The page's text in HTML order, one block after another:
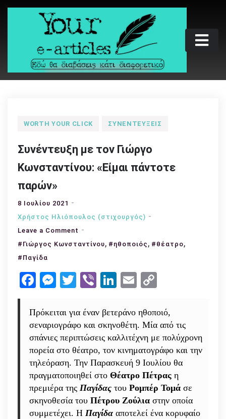
Skip
Your e-articles
Εδώ θα διαβάσεις κάτι διαφορετικό
WORTH YOUR CLICK ΣΥΝΕΝΤΕΎΞΕΙΣ
Συνέντευξη με τον Γιώργο
Κωνσταντίνου: «Είμαι πάντοτε
παρών»
8 Ιουλίου 2021
Χρήστος Ηλιόπουλος (στιχουργός)
Leave a Comment on
Συνέντευξη
Γιώργο
πάντοτε
παρών»
#Γιώργος Κωνσταντίνου, #ηθοποιός , #θέατρο,
#Παγίδα
Facebook
Messenger
Twitter
ViberLinkedIn
Email
Πρόκειται για έναν βετεράνο ηθοποιό,
σεναριογράφο και σκηνοθέτη. Μία από τις
σπάνιες περιπτώσεις καλλιτέχνη με πολύχρονη
πορεία στο θέατρο, τον κινηματογράφο και την
τηλεόραση. Την Παρασκευή 9 Ιουλίου θα
πραγματοποιηθεί στο Θέατρο Πέτραςη
πρεμιέρα της Παγίδαςτου Ρομπέρ Τομά σε
σκηνοθεσία τουΠέτρου Ζούλια στην οποία
συμμετέχει. Η Παγίδααποτελεί ένα κορυφαίο